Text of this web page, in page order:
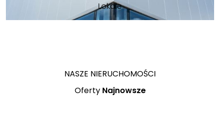
Lokale
NASZE NIERUCHOMOŚCI
Oferty Najnowsze